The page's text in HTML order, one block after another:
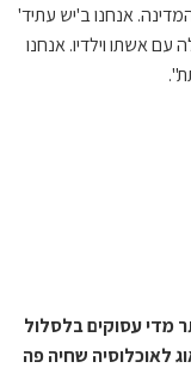
אנחנו ב'יש עתיד'
אשתו וילדיו. אנחנו
מדי עסוקים בלסלול
לאוכלוסיה שחיה פה